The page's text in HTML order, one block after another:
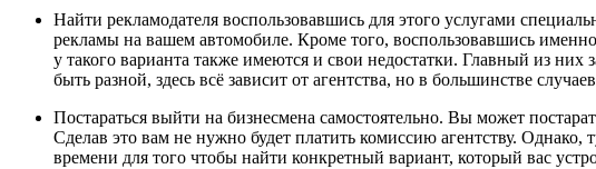
Найти рекламодателя воспользовавшись для этого услугами
рекламы на вашем автомобиле. Кроме того, воспользовавшись
у такого варианта также имеются и свои недостатки. Главный из
быть разной, здесь всё зависит от агентства, но в большинстве
Постараться выйти на бизнесмена самостоятельно. Вы может
Сделав это вам не нужно будет платить комиссию агентству. Однако,
времени для того чтобы найти конкретный вариант, который вас